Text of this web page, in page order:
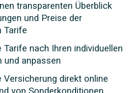
transparenten Überblick
und Preise der
Tarife
Tarife nach Ihren individuellen
und anpassen
Versicherung direkt online